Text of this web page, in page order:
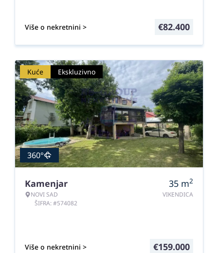
Više o nekretnini > €82.400
Kuće Ekskluzivno
360°
Kamenjar
NOVI SAD
ŠIFRA: #574082
35 m2
VIKENDICA
Više o nekretnini > €159.000